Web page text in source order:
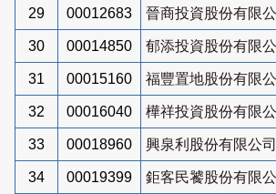
29 00012683 晉商投資股份有限
30 00014850 郁添投資股份有限
31 00015160 福豐置地股份有限
32 00016040 樺祥投資股份有限
33 00018960 興泉利股份有限公司
34 00019399 鉅客民饕股份有限